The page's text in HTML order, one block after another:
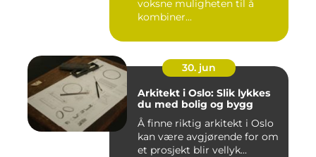
voksne muligheten til å
kombiner...
30. jun
Arkitekt i Oslo: Slik lykkes
du med bolig og bygg
Å finne riktig arkitekt i Oslo
kan være avgjørende for om
et prosjekt blir vellyk...